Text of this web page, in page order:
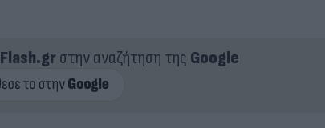
Flash.grστην αναζήτηση της Google